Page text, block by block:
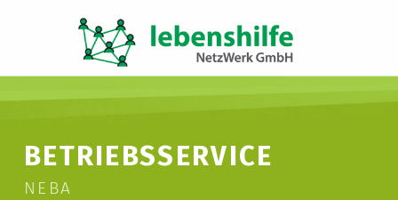
BETRIEBSSERVICE
NEBA